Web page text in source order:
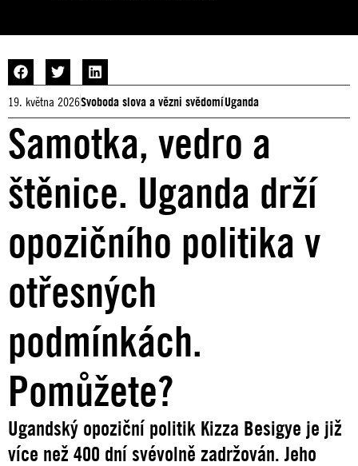
19. května 2026Svoboda slova a vězni svědomíUganda
Samotka, vedro a
štěnice. Uganda drží
opozičního politika v
otřesných
podmínkách.
Pomůžete?
Ugandský opoziční politik Kizza Besigye je již
více než 400 dní svévolně zadržován. Jeho